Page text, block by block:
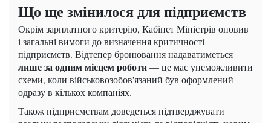
Що ще змінилося для підприємств
Окрім зарплатного критерію, Кабінет Міністрів оновив
і загальні вимоги до визначення критичності
підприємств. Відтепер бронювання надаватиметься
лише за одним місцем роботи— це має унеможливити
схеми, коли військовозобов'язаний був оформлений
одразу в кількох компаніях.
Також підприємствам доведеться підтверджувати